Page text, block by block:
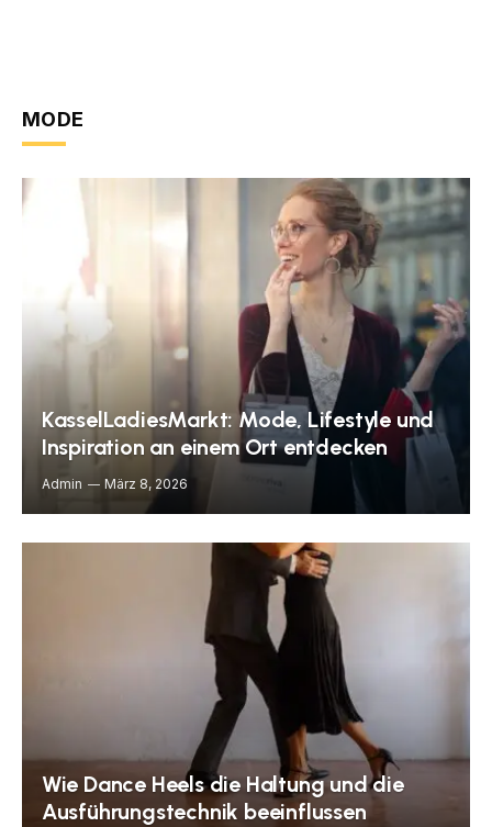
MODE
KasselLadiesMarkt: Mode, Lifestyle und
Inspiration an einem Ort entdecken
Admin März 8, 2026
Wie Dance Heels die Haltung und die
Ausführungstechnik beeinflussen